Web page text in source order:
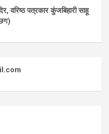
वरिष्ठ पत्रकार कुंजबिहारी साहू